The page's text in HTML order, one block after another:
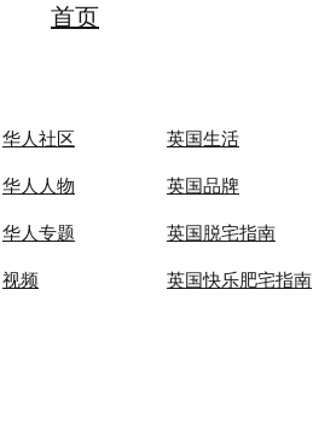
令营营员
首页
华人社区
华人人物
华人专题
视频
英国生活​
英国品牌
英国脱宅指南
英国快乐肥宅指南